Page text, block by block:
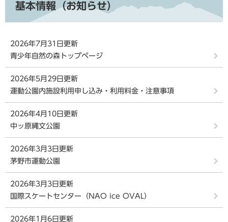
基本情報（お知らせ）
2026年7月31日更新
青少年自然の森トップページ
2026年5月29日更新
運動公園内施設利用申し込み・利用料金・注意事項
2026年4月10日更新
中ッ原縄文公園
2026年3月3日更新
茅野市運動公園
2026年3月3日更新
国際スケートセンター（NAO ice OVAL）
2026年1月6日更新